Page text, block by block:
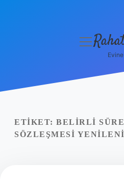
Yasal Uyarı
menüyü
ETIKET: BELIRLI
SÖZLEŞMESI